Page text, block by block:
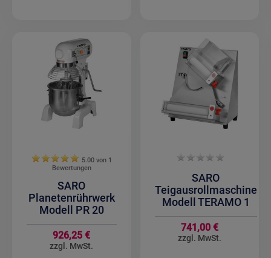
5.00 von 1
Bewertungen
SARO
Planetenrührwerk
Modell PR 20
926,25 €
SARO
Teigausrollmaschine
Modell TERAMO 1
741,00 €